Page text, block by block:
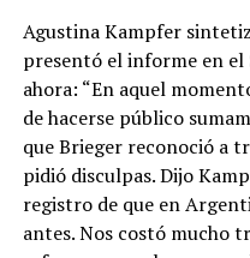
Agustina Kampfer
presentó el informe en el
ahora: “En aquel
de hacerse público
que Brieger reconoció a
pidió disculpas. Dijo
registro de que en
antes. Nos costó mucho